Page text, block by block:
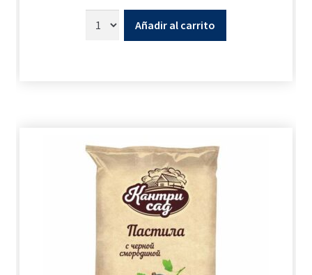
Añadir al carrito